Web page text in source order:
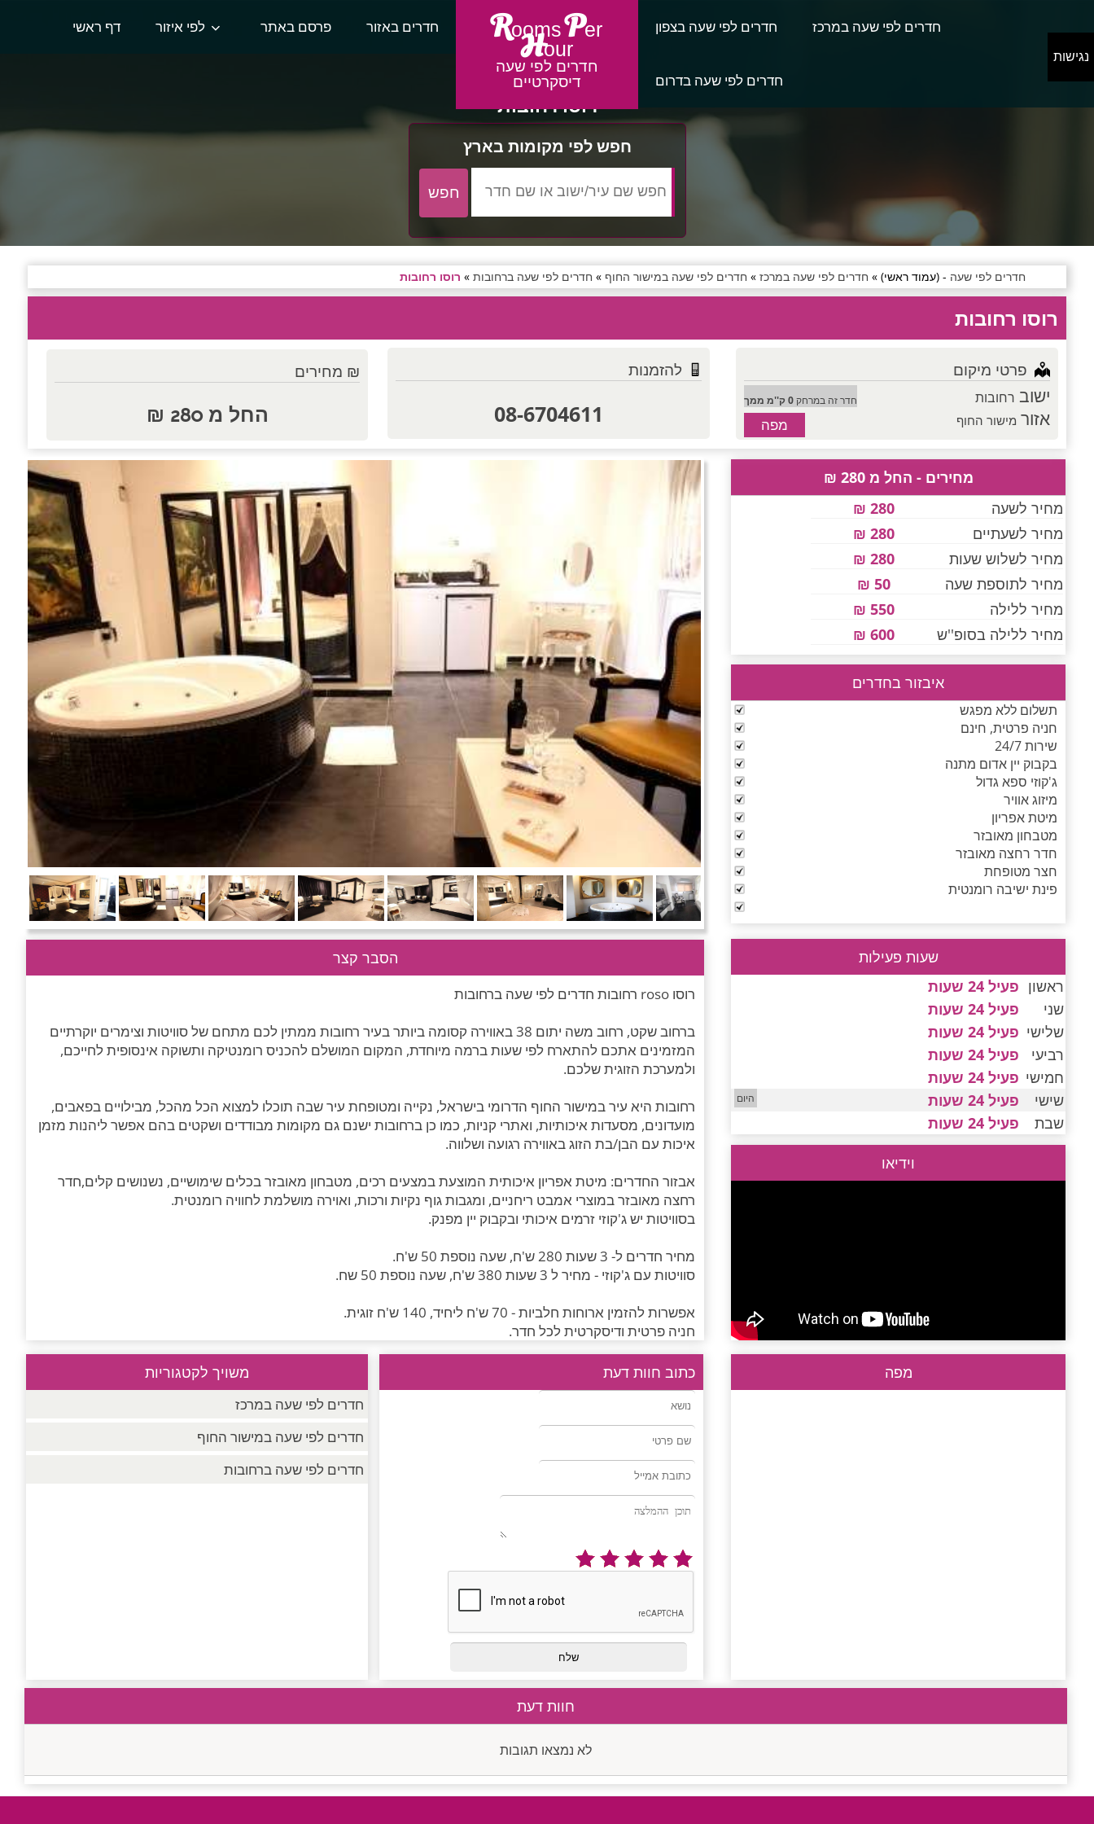
דף ראשי לפי איזור פרסם באתר חדרים באזור Rooms Per
Hour
חדרים לפי שעה
דיסקרטיים
חדרים לפי שעה בצפון חדרים לפי שעה במרכז
חדרים לפי שעה בדרום
רוסו רחובות
חפש לפי מקומות בארץ
חדרים לפי שעה - (עמוד ראשי) » חדרים לפי שעה במרכז» חדרים לפי שעה במישור החוף » חדרים לפי שעה ברחובות» רוסו רחובות
רוסו רחובות
פרטי מיקום
חדר זה במרחק0 ק''מ ממך ישוב רחובות
אזור מישור החוף מפה
להזמנות
08-6704611
₪ מחירים
החל מ 280 ₪
טוען תמונות.....
מחירים - החל מ 280 ₪
מחיר לשעה
280 ₪
מחיר לשעתיים
280 ₪
מחיר לשלוש שעות
280 ₪
מחיר לתוספת שעה
50 ₪
מחיר ללילה
550 ₪
מחיר ללילה בסופ''ש
600 ₪
איבזור בחדרים
תשלום ללא מפגש
חניה פרטית, חינם
שירות 24/7
בקבוק יין אדום מתנה
ג'קוזי ספא גדול
מיזוג אוויר
מיטת אפריון
מטבחון מאובזר
חדר רחצה מאובזר
חצר מטופחת
פינת ישיבה רומנטית
שעות פעילות
ראשון פעיל 24 שעות
שני
פעיל 24 שעות
שלישי פעיל 24 שעות
רביעי
פעיל 24 שעות
חמישי פעיל 24 שעות
שישי
פעיל 24 שעות
שבת
פעיל 24 שעות
הסבר קצר
רוסו roso רחובות חדרים לפי שעה ברחובות
ברחוב שקט, רחוב משה יתום 38 באווירה קסומה ביותר בעיר רחובות ממתין לכם מתחם של סוויטות וצימרים יוקרתיים
המזמינים אתכם להתארח לפי שעות ברמה מיוחדת, המקום המושלם להכניס רומנטיקה ותשוקה אינסופית לחייכם,
ולמערכת הזוגית שלכם.
רחובות היא עיר במישור החוף הדרומי בישראל, נקייה ומטופחת עיר שבה תוכלו למצוא הכל מהכל, מבילויים בפאבים,
מועדונים, מסעדות איכותיות, ואתרי קניות, כמו כן ברחובות ישנם גם מקומות מבודדים ושקטים בהם אפשר ליהנות מזמן
איכות עם הבן/בת הזוג באווירה רגועה ושלווה.
אבזור החדרים: מיטת אפריון איכותית המוצעת במצעים רכים, מטבחון מאובזר בכלים שימושיים, נשנושים קלים,חדר
רחצה מאובזר במוצרי אמבט ריחניים, ומגבות גוף נקיות ורכות, ואוירה מושלמת לחוויה רומנטית.
בסוויטות יש ג'קוזי זרמים איכותי ובקבוק יין מפנק.
מחיר חדרים ל- 3 שעות 280 ש'ח, שעה נוספת 50 ש'ח.
סוויטות עם ג'קוזי - מחיר ל 3 שעות 380 ש'ח, שעה נוספת 50 שח.
אפשרות להזמין ארוחות חלביות - 70 ש'ח ליחיד, 140 ש'ח זוגית.
חניה פרטית ודיסקרטית לכל חדר.
וידיאו
מפה משויך לקטגוריות
חדרים לפי שעה במרכז
חדרים לפי שעה במישור החוף
חדרים לפי שעה ברחובות
כתוב חוות דעת
חוות דעת
לא נמצאו תגובות
נגישות